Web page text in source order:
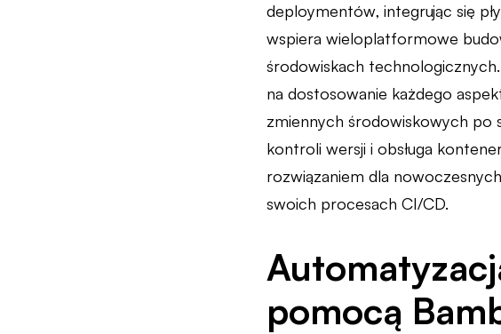
deploymentów, integrując się
wspiera wieloplatformowe
środowiskach
na dostosowanie każdego
zmiennych środowiskowych po
kontroli wersji i obsługa
rozwiązaniem dla
swoich procesach CI/CD.
pomocą